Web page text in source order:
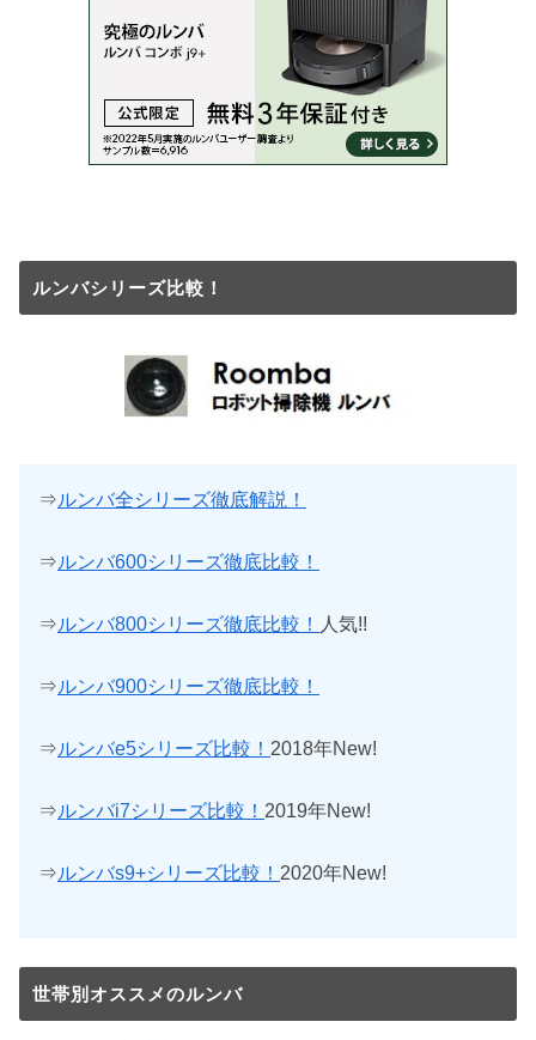
ルンバシリーズ比較！
⇒ルンバ全シリーズ徹底解説！
⇒ルンバ600シリーズ徹底比較！
⇒ルンバ800シリーズ徹底比較！ 人気!!
⇒ルンバ900シリーズ徹底比較！
⇒ルンバe5シリーズ比較！ 2018年New!
⇒ルンバi7シリーズ比較！ 2019年New!
⇒ルンバs9+シリーズ比較！ 2020年New!
世帯別オススメのルンバ